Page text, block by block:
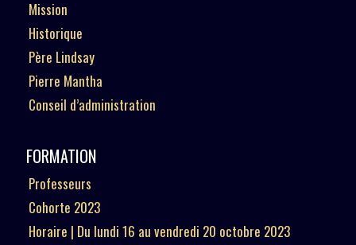
Mission
Historique
Père Lindsay
Pierre Mantha
Conseil d’administration
FORMATION
Professeurs
Cohorte 2023
Horaire | Du lundi 16 au vendredi 20 octobre 2023